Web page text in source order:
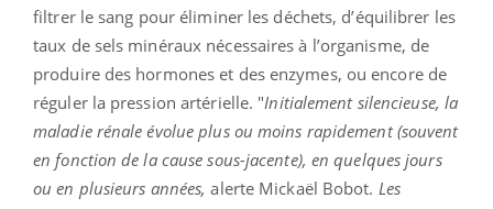
filtrer le sang pour éliminer les déchets, d’équilibrer les
taux de sels minéraux nécessaires à l’organisme, de
produire des hormones et des enzymes, ou encore de
réguler la pression artérielle. "Initialement silencieuse, la
maladie rénale évolue plus ou moins rapidement (souvent
en fonction de la cause sous-jacente), en quelques jours
ou en plusieurs années, alerte Mickaël Bobot. Les